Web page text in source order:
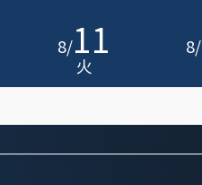
8/11
火
8/